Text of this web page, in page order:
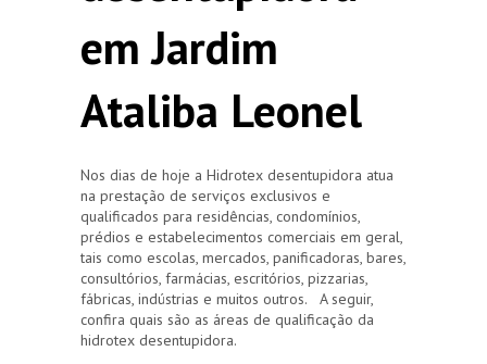
em Jardim
Ataliba Leonel
Nos dias de hoje a Hidrotex desentupidora atua
na prestação de serviços exclusivos e
qualificados para residências, condomínios,
prédios e estabelecimentos comerciais em geral,
tais como escolas, mercados, panificadoras, bares,
consultórios, farmácias, escritórios, pizzarias,
fábricas, indústrias e muitos outros. A seguir,
confira quais são as áreas de qualificação da
hidrotex desentupidora.